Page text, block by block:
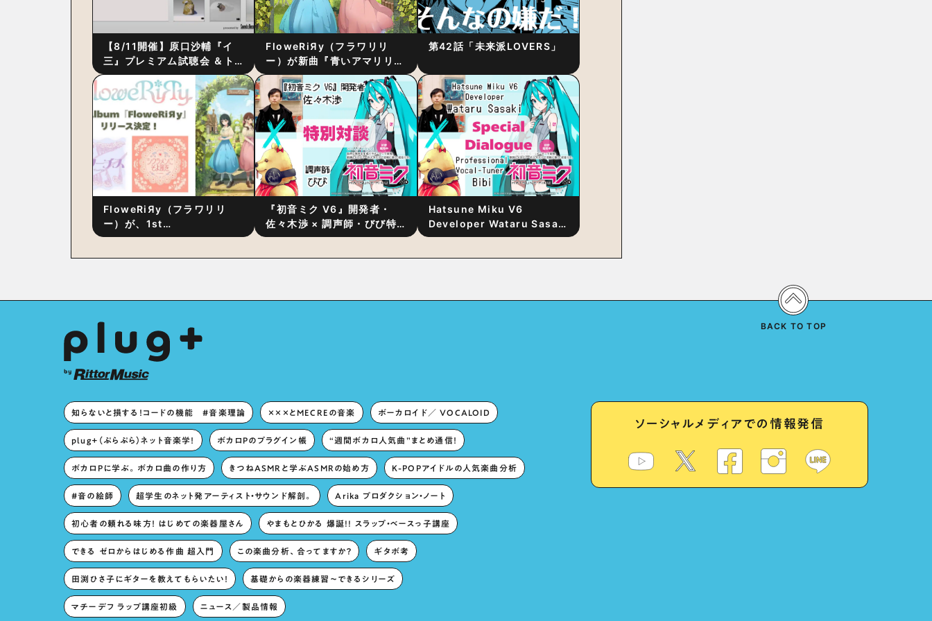
【8/11開催】原口沙輔『イ
三』プレミアム試聴会 ＆ト
ーク・セッション 〜完成直
後の“ピュアな原音体験”と制
作秘話
FloweRiЯy（フラワリリ
ー）が新曲『青いアマリリ
ス』をリリース！1stアルバ
ム詳細も発表
第42話「未来派LOVERS」
FloweRiЯy（フラワリリ
ー）が、1st
Album『FloweRiЯy』を9
『初音ミク V6』開発者・
佐々木渉 × 調声師・びび特
別対談 〜豊かな歌声表現の
Hatsune Miku V6
Developer Wataru Sasaki
× Professional Vocal-
知らないと損する！コードの機能 #音楽理論 ×××とMECREの音楽 ボーカロイド／ VOCALOID
plug+（ぷらぷら）ネット音楽学！ ボカロPのプラグイン帳 “週間ボカロ人気曲”まとめ通信！
ボカロPに学ぶ。ボカロ曲の作り方 きつねASMRと学ぶASMRの始め方 K-POPアイドルの人気楽曲分析
#音の絵師 超学生のネット発アーティスト・サウンド解剖。 Arika プロダクション・ノート
初心者の頼れる味方！ はじめての楽器屋さん やまもとひかる 爆誕!! スラップ・ベースっ子講座
できる ゼロからはじめる作曲 超入門 この楽曲分析、合ってますか？ ギタボ考
田渕ひさ子にギターを教えてもらいたい！ 基礎からの楽器練習〜できるシリーズ
マチーデフ ラップ講座初級 ニュース／製品情報
ソーシャルメディアでの情報発信
BACK TO TOP